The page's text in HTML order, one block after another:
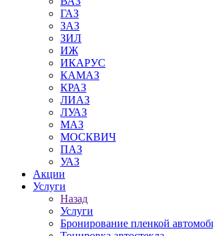
ГАЗ
ЗАЗ
ЗИЛ
ИЖ
ИКАРУС
КАМАЗ
КРАЗ
ЛИАЗ
ЛУАЗ
МАЗ
МОСКВИЧ
ПАЗ
УАЗ
Акции
Услуги
Назад
Услуги
Бронирование пленкой